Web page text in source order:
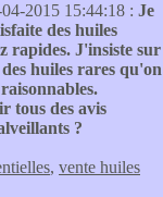
2015 15:44:18 : Je
des huiles
rapides. J'insiste sur
huiles rares qu'on
tous des avis
?
, vente huiles